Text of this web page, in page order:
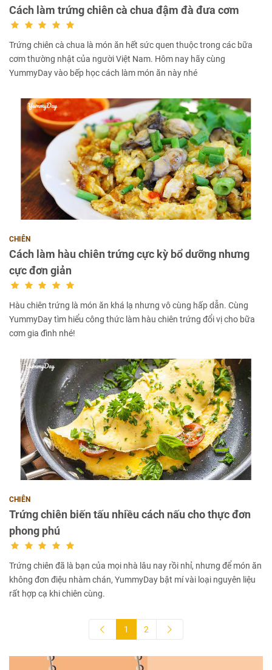
Cách làm trứng chiên cà chua đậm đà đưa cơm
Trứng chiên cà chua là món ăn hết sức quen thuộc trong các bữa
cơm thường nhật của người Việt Nam. Hôm nay hãy cùng
YummyDay vào bếp học cách làm món ăn này nhé
CHIÊN
Cách làm hàu chiên trứng cực kỳ bổ dưỡng nhưng
cực đơn giản
Hàu chiên trứng là món ăn khá lạ nhưng vô cùng hấp dẫn. Cùng
YummyDay tìm hiểu công thức làm hàu chiên trứng đổi vị cho bữa
cơm gia đình nhé!
CHIÊN
Trứng chiên biến tấu nhiều cách nấu cho thực đơn
phong phú
Trứng chiên đã là bạn của mọi nhà lâu nay rồi nhỉ, nhưng để món ăn
không đơn điệu nhàm chán, YummyDay bật mí vài loại nguyên liệu
rất hợp cạ khi chiên cùng.
1 2